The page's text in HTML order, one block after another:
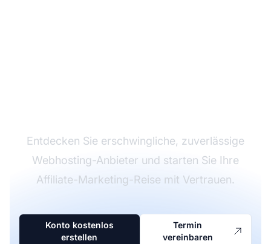
Entdecken Sie erschwingliche, zuverlässige
Webhosting-Anbieter und starten Sie Ihre
Affiliate-Marketing-Reise mit Vertrauen.
Konto kostenlos
erstellen
Termin
vereinbaren